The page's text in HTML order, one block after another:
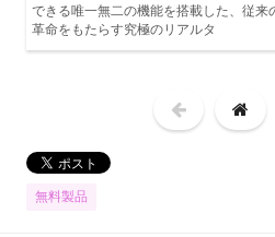
できる唯一無二の機能を搭載した、従来
革命をもたらす究極のリアルタ
無料製品